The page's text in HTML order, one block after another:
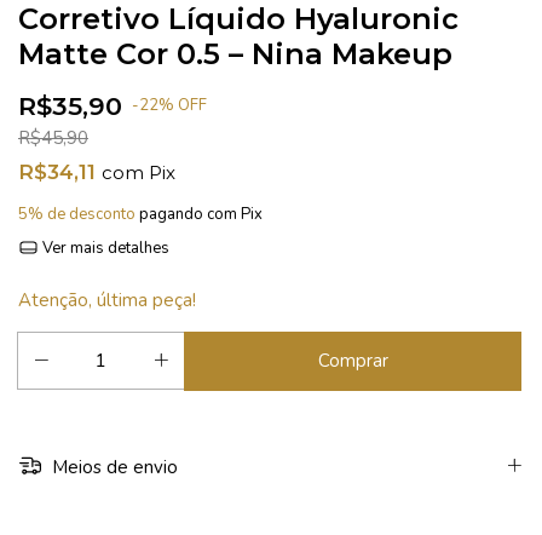
Corretivo Líquido Hyaluronic
Matte Cor 0.5 – Nina Makeup
R$35,90 -22% OFF
R$45,90
R$34,11 com Pix
5% de desconto pagando com Pix
Ver mais detalhes
Atenção, última peça!
Meios de envio